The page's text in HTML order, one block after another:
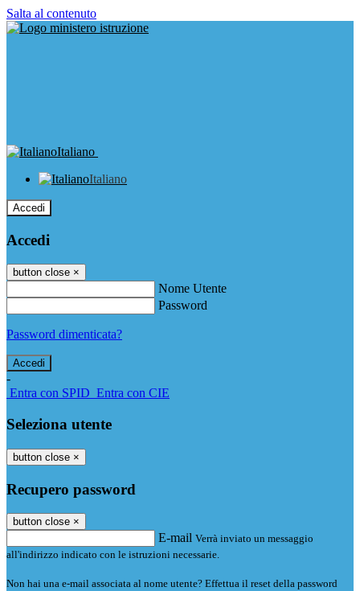
Salta al contenuto
Italiano
Italiano
Accedi
Accedi
button close ×
Nome Utente
Password
Password dimenticata?
-
Entra con SPID Entra con CIE
Seleziona utente
button close ×
Recupero password
button close ×
E-mail Verrà inviato un messaggio
all'indirizzo indicato con le istruzioni necessarie.
Non hai una e-mail associata al nome utente? Effettua il reset della password